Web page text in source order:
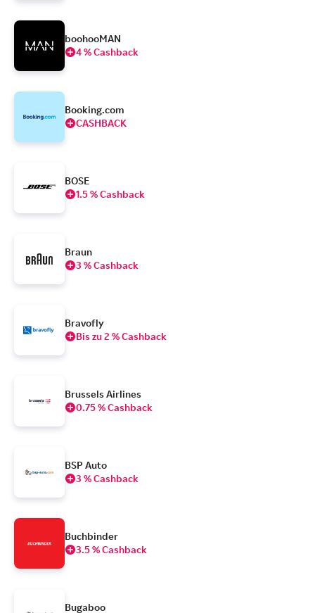
boohooMAN
4 % Cashback
Booking.com
CASHBACK
BOSE
1.5 % Cashback
Braun
3 % Cashback
Bravofly
Bis zu 2 % Cashback
Brussels Airlines
0.75 % Cashback
BSP Auto
3 % Cashback
Buchbinder
3.5 % Cashback
Bugaboo